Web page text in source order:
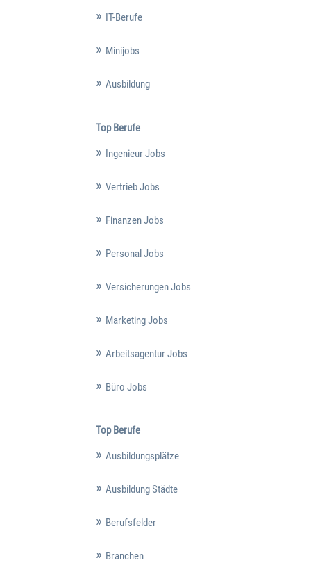
IT-Berufe
Minijobs
Ausbildung
Top Berufe
Ingenieur Jobs
Vertrieb Jobs
Finanzen Jobs
Personal Jobs
Versicherungen Jobs
Marketing Jobs
Arbeitsagentur Jobs
Büro Jobs
Top Berufe
Ausbildungsplätze
Ausbildung Städte
Berufsfelder
Branchen